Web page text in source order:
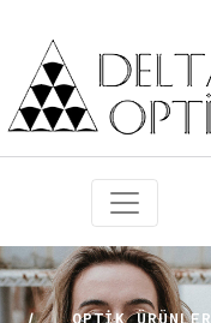
| OPTIK ÜRÜNLER